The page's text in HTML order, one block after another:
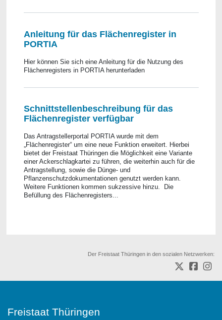
Anleitung für das Flächenregister in
PORTIA
Hier können Sie sich eine Anleitung für die Nutzung des
Flächenregisters in PORTIA herunterladen
Schnittstellenbeschreibung für das
Flächenregister verfügbar
Das Antragstellerportal PORTIA wurde mit dem
„Flächenregister“ um eine neue Funktion erweitert. Hierbei
bietet der Freistaat Thüringen die Möglichkeit eine Variante
einer Ackerschlagkartei zu führen, die weiterhin auch für die
Antragstellung, sowie die Dünge- und
Pflanzenschutzdokumentationen genutzt werden kann.
Weitere Funktionen kommen sukzessive hinzu. Die
Befüllung des Flächenregisters...
Der Freistaat Thüringen in den sozialen Netzwerken:
Freistaat Thüringen